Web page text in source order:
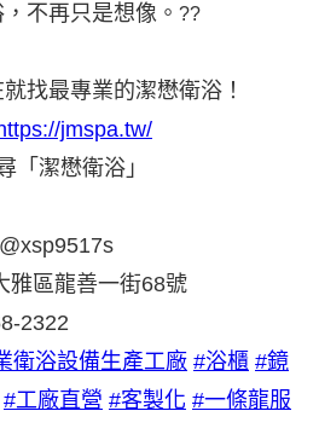
不再只是想像。 ?‍?
就找最專業的潔懋衛浴！
jmspa.tw/
「潔懋衛浴」
雅區龍善一街68號
2322
衛浴設備生產工廠 #浴櫃 #鏡
#工廠直營 #客製化 #一條龍服